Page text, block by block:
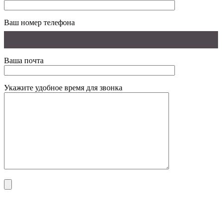
Ваш номер телефона
Ваша почта
Укажите удобное время для звонка